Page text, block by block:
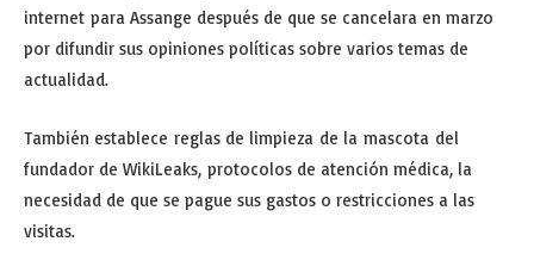
internet para Assange después de que se cancelara en marzo
por difundir sus opiniones políticas sobre varios temas de
actualidad.
También establece reglas de limpieza de la mascota del
fundador de WikiLeaks, protocolos de atención médica, la
necesidad de que se pague sus gastos o restricciones a las
visitas.